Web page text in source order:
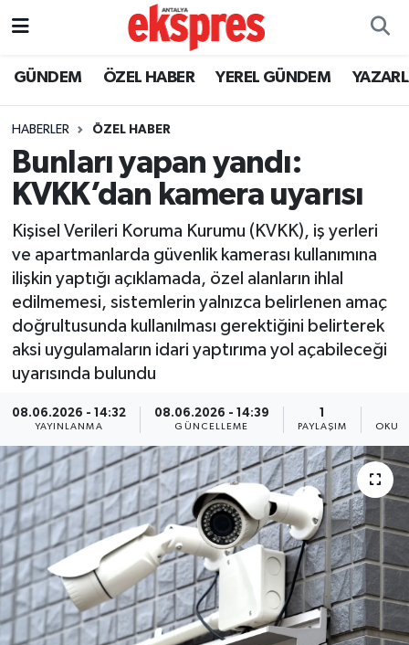
GÜNDEM ÖZEL HABER YEREL GÜNDEM
HABERLER ÖZEL HABER
Bunları yapan yandı:
KVKK’dan kamera uyarısı
Kişisel Verileri Koruma Kurumu (KVKK), iş yerleri
ve apartmanlarda güvenlik kamerası kullanımına
ilişkin yaptığı açıklamada, özel alanların ihlal
edilmemesi, sistemlerin yalnızca belirlenen amaç
doğrultusunda kullanılması gerektiğini belirterek
aksi uygulamaların idari yaptırıma yol açabileceği
uyarısında bulundu
08.06.2026 - 14:32
YAYINLANMA
08.06.2026 - 14:39
GÜNCELLEME
1
PAYLAŞIM
ÖZEL HABER
YEREL GÜNDEM
EKONOMİ
KÜLTÜR - SANAT
SPOR
SİYASET
EĞİTİM
TURİZM
RÖPORTAJ
VİDEO HABERLER
Nöbetçi Eczaneler
Trafik Durumu
Süper Lig Puan Durumu ve Fikstür
Tüm Manşetler
Son Dakika Haberleri
Haber Arşivi